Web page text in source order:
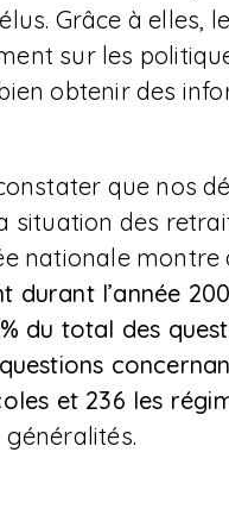
Grâce à
sur les
obtenir des
que nos
situation des
nationale
durant l’année
du total des
et 236 les